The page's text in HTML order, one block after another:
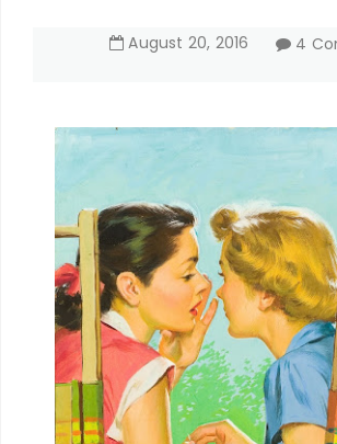
August 20, 2016 4